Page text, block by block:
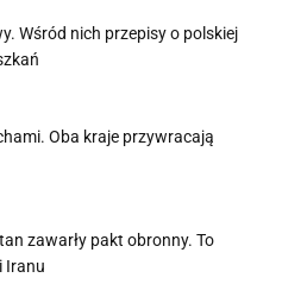
Wśród nich przepisy o polskiej
Oba kraje przywracają
zawarły pakt obronny. To
Iranu